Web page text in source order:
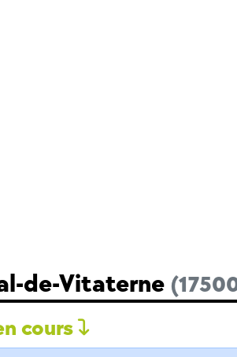
de-Vitaterne
cours